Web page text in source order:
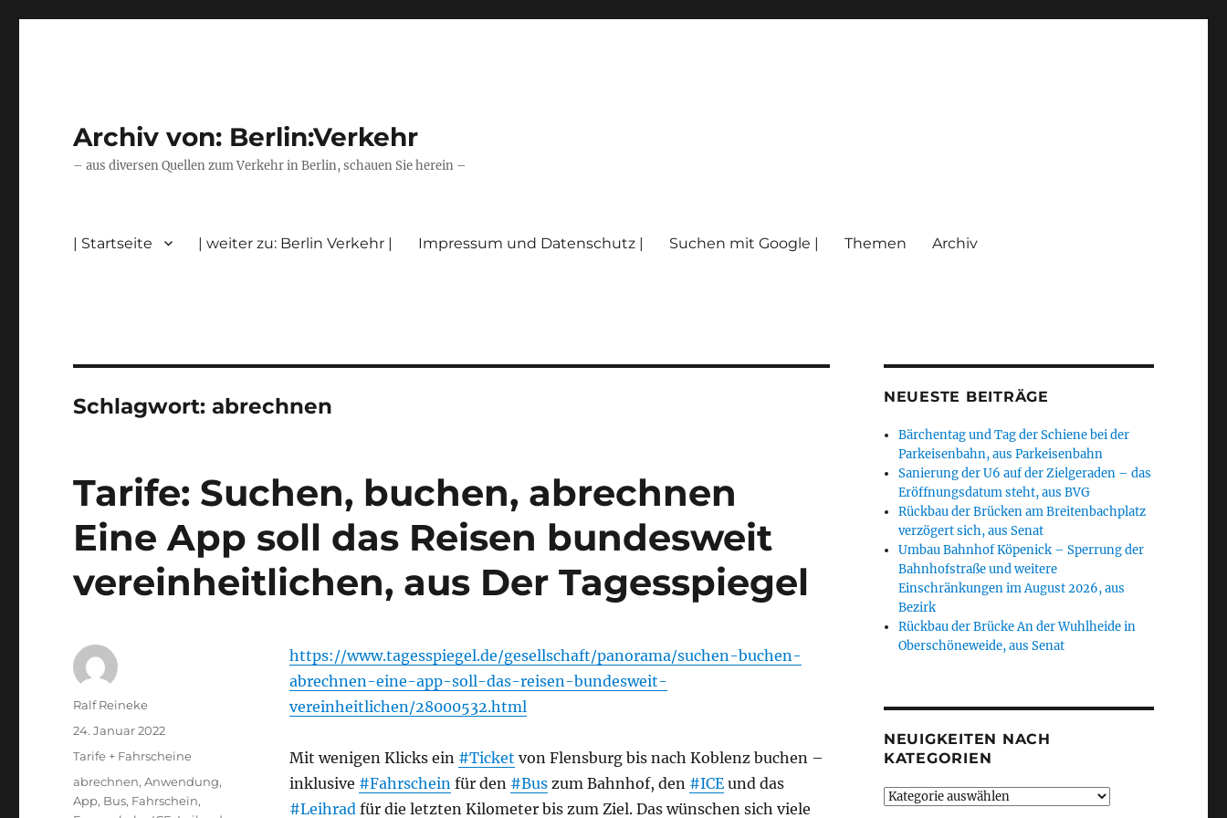
Archiv von: Berlin:Verkehr
– aus diversen Quellen zum Verkehr in Berlin, schauen Sie herein –
| Startseite | weiter zu: Berlin Verkehr | Impressum und Datenschutz | Suchen mit Google | Themen Archiv
Schlagwort:abrechnen
Tarife: Suchen, buchen, abrechnen
Eine App soll das Reisen bundesweit
vereinheitlichen, aus Der Tagesspiegel
https://www.tagesspiegel.de/gesellschaft/panorama/suchen-buchen-
abrechnen-eine-app-soll-das-reisen-bundesweit-
vereinheitlichen/28000532.html
Mit wenigen Klicks ein #Ticket von Flensburg bis nach Koblenz buchen –
inklusive #Fahrscheinfür den #Buszum Bahnhof, den #ICEund das
#Leihradfür die letzten Kilometer bis zum Ziel. Das wünschen sich viele
Autor
Ralf Reineke
Veröffentlicht
am
24. Januar 2022
Kategorien
Tarife + Fahrscheine
Schlagwörter
abrechnen,Anwendung,
App, Bus, Fahrschein,
NEUESTE BEITRÄGE
Bärchentag und Tag der Schiene bei der
Parkeisenbahn, aus Parkeisenbahn
Sanierung der U6 auf der Zielgeraden – das
Eröffnungsdatum steht, aus BVG
Rückbau der Brücken am Breitenbachplatz
verzögert sich, aus Senat
Umbau Bahnhof Köpenick – Sperrung der
Bahnhofstraße und weitere
Einschränkungen im August 2026, aus
Bezirk
Rückbau der Brücke An der Wuhlheide in
Oberschöneweide, aus Senat
NEUIGKEITEN NACH
KATEGORIEN
Neuigkeiten